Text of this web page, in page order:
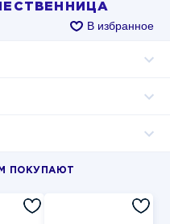
В избранное
ПОКУПАЮТ